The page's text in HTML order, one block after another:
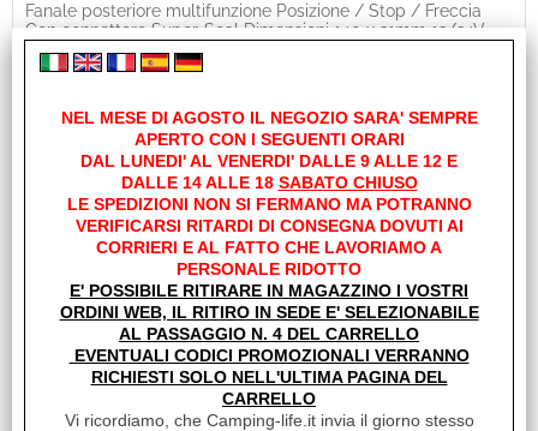
Fanale posteriore multifunzione Posizione / Stop / Freccia
Con connettore Super-Seal Dimensioni 140 x 31mm 12/24V
Disponibilità:
Disponibile su Ordinazione in circa 10/20gg (Tempistica indicativa
Prezzo:NEL MESE DI AGOSTO IL NEGOZIO SARA' SEMPRE
APERTO CON I SEGUENTI ORARI
DAL LUNEDI' AL VENERDI' DALLE 9 ALLE 12 E
DALLE 14 ALLE 18 SABATO CHIUSO
LE SPEDIZIONI NON SI FERMANO MA POTRANNO
VERIFICARSI RITARDI DI CONSEGNA DOVUTI AI
CORRIERI E AL FATTO CHE LAVORIAMO A
PERSONALE RIDOTTO
E' POSSIBILE RITIRARE IN MAGAZZINO I VOSTRI
ORDINI WEB, IL RITIRO IN SEDE E' SELEZIONABILE
AL PASSAGGIO N. 4 DEL CARRELLO
EVENTUALI CODICI PROMOZIONALI VERRANNO
RICHIESTI SOLO NELL'ULTIMA PAGINA DEL
CARRELLO
Vi ricordiamo, che Camping-life.it invia il giorno stesso